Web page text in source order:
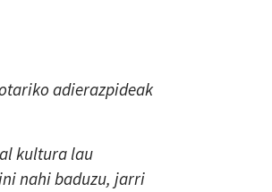
adierazpideak
kultura lau
nahi baduzu, jarri